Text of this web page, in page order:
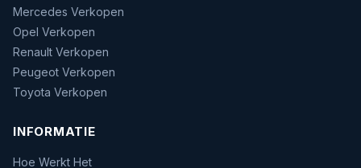
Mercedes Verkopen
Opel Verkopen
Renault Verkopen
Peugeot Verkopen
Toyota Verkopen
INFORMATIE
Hoe Werkt Het